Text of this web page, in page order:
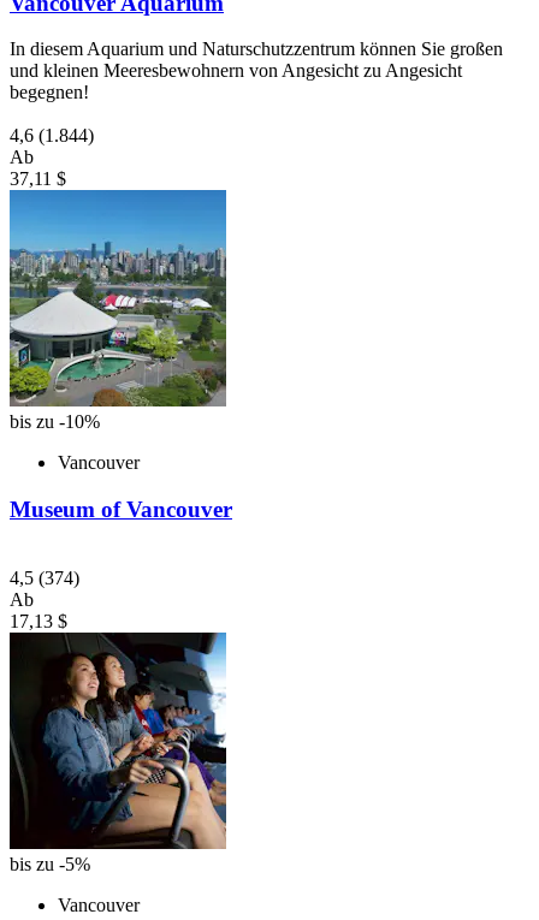
In diesem Aquarium und Naturschutzzentrum können Sie großen
und kleinen Meeresbewohnern von Angesicht zu Angesicht
begegnen!
4,6 (1.844)
Ab
37,11 $
bis zu -10%
Vancouver
Museum of Vancouver
4,5 (374)
Ab
17,13 $
bis zu -5%
Vancouver